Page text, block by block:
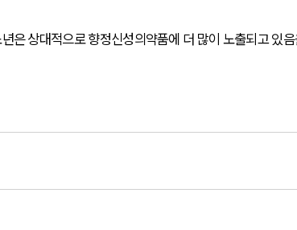
은 상대적으로 향정신성의약품에 더 많이 노출되고 있